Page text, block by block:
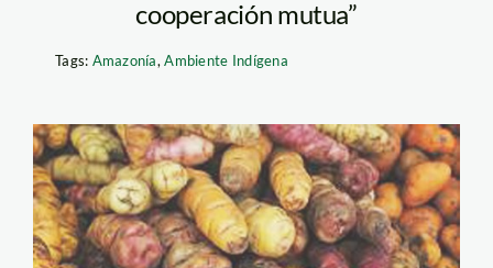
cooperación mutua”
Tags: Amazonía,Ambiente Indígena
transgenicos_conveagro